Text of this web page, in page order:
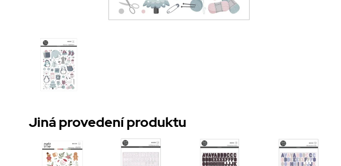
Jiná provedení produktu